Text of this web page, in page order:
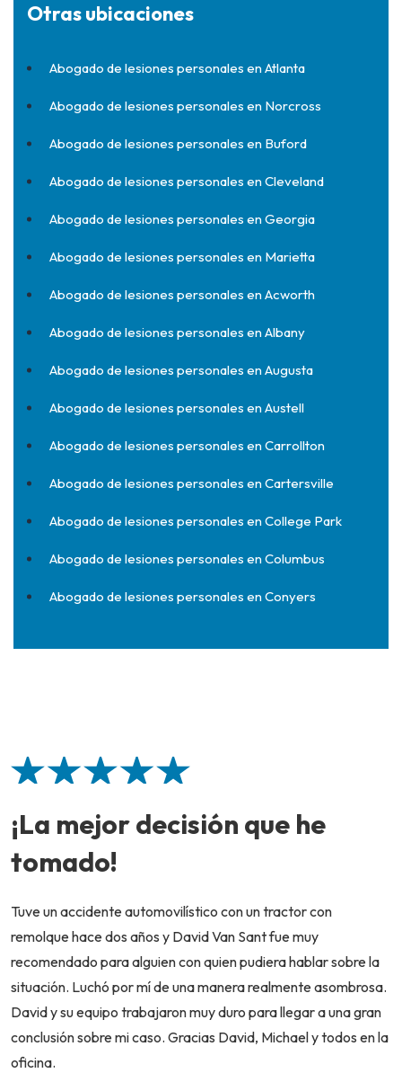
Otras ubicaciones
Abogado de lesiones personales en Atlanta
Abogado de lesiones personales en Norcross
Abogado de lesiones personales en Buford
Abogado de lesiones personales en Cleveland
Abogado de lesiones personales en Georgia
Abogado de lesiones personales en Marietta
Abogado de lesiones personales en Acworth
Abogado de lesiones personales en Albany
Abogado de lesiones personales en Augusta
Abogado de lesiones personales en Austell
Abogado de lesiones personales en Carrollton
Abogado de lesiones personales en Cartersville
Abogado de lesiones personales en College Park
Abogado de lesiones personales en Columbus
Abogado de lesiones personales en Conyers
¡La mejor decisión que he
tomado!
Tuve un accidente automovilístico con un tractor con
remolque hace dos años y David Van Sant fue muy
recomendado para alguien con quien pudiera hablar sobre la
situación. Luchó por mí de una manera realmente asombrosa.
David y su equipo trabajaron muy duro para llegar a una gran
conclusión sobre mi caso. Gracias David, Michael y todos en la
oficina.